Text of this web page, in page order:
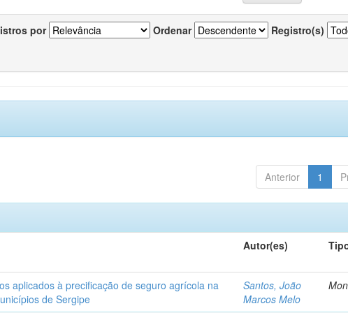
por Ordenar Registro(s)
Anterior 1
Autor(es)
aplicados à precificação de seguro agrícola na
de Sergipe
Santos, João
Marcos Melo